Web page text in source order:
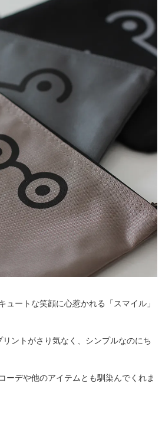
ートな笑顔に心惹かれる「スマイル」
ントがさり気なく、シンプルなのにち
ーデや他のアイテムとも馴染んでくれま